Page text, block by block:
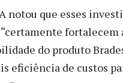
notou que esses
fortalecem
do produto
eficiência de custos